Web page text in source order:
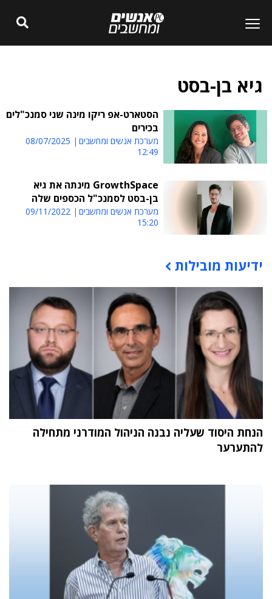
גיא בן-בסט
הסטארט-אפ ריקו מינה שני סמנכ"לים
בכירים
מערכת אנשים ומחשבים
08/07/2025
12:49
GrowthSpace מינתה את גיא
בן-בסט לסמנכ"ל הכספים שלה
מערכת אנשים ומחשבים
09/11/2022
15:20
תוכן פרסומי
ידיעות מובילות
הנחת היסוד שעליה נבנה הניהול המודרני מתחילה
להתערער